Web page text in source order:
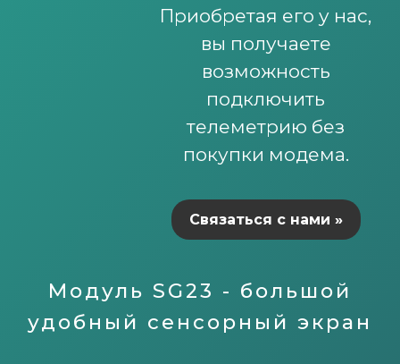
Приобретая его у нас,
вы получаете
возможность
подключить
телеметрию без
покупки модема.
Связаться с нами »
Модуль SG23 - большой
удобный сенсорный экран